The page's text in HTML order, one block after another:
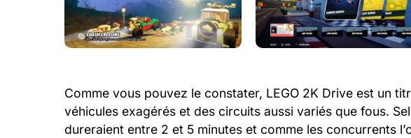
Comme vous pouvez le constater, LEGO 2K Drive est un
véhicules exagérés et des circuits aussi variés que fous.
dureraient entre 2 et 5 minutes et comme les concurrents